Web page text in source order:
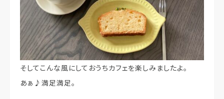
そしてこんな風にしておうちカフェを楽しみましたよ。
あぁ♪満足満足。